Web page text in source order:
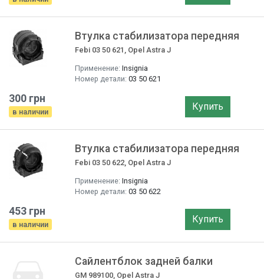
Втулка стабилизатора передняя
Febi 03 50 621, Opel Astra J
Применение: Insignia
Номер детали: 03 50 621
300 грн
в наличии Купить
Втулка стабилизатора передняя
Febi 03 50 622, Opel Astra J
Применение: Insignia
Номер детали: 03 50 622
453 грн
в наличии Купить
Сайлентблок задней балки
GM 989100, Opel Astra J